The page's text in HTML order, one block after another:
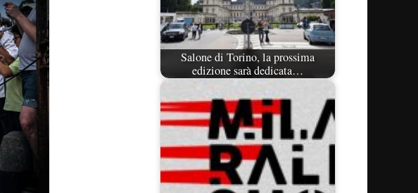
Salone di Torino, la prossima
edizione sarà dedicata…